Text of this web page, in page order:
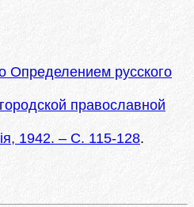
Определением русского
православной
1942. – С. 115-128.